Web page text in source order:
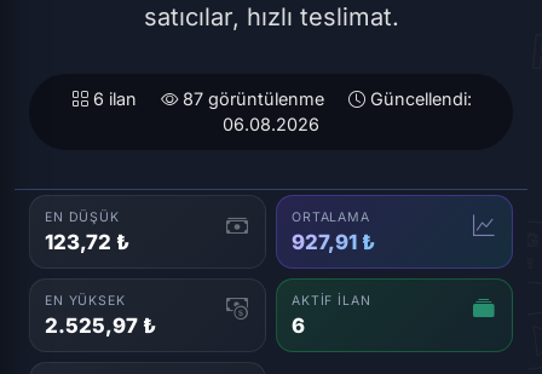
satıcılar, hızlı teslimat.
6 ilan 87 görüntülenme
Güncellendi:
06.08.2026
EN DÜŞÜK
123,72 ₺
ORTALAMA
927,91 ₺
EN YÜKSEK
2.525,97 ₺
AKTIF İLAN
6